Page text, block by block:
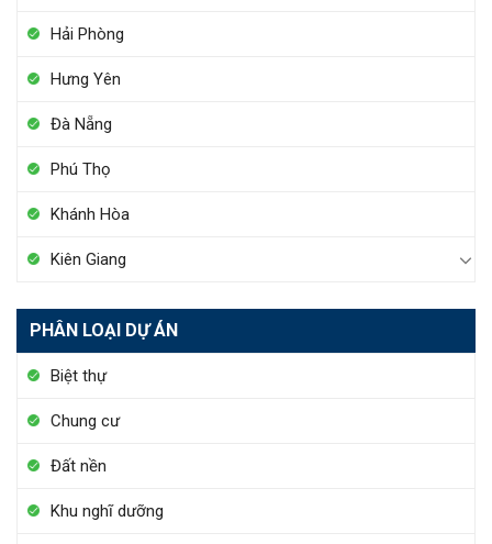
Hải Phòng
Hưng Yên
Đà Nẵng
Phú Thọ
Khánh Hòa
Kiên Giang
PHÂN LOẠI DỰ ÁN
Biệt thự
Chung cư
Đất nền
Khu nghĩ dưỡng